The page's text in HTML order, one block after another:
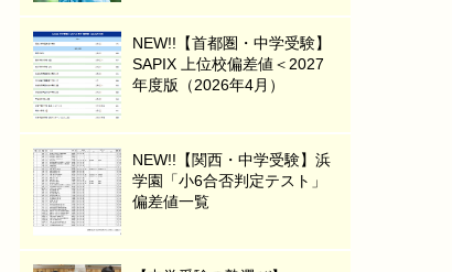
NEW!!【首都圏・中学受験】
SAPIX 上位校偏差値＜2027
年度版（2026年4月）
NEW!!【関西・中学受験】浜
学園「小6合否判定テスト」
偏差値一覧